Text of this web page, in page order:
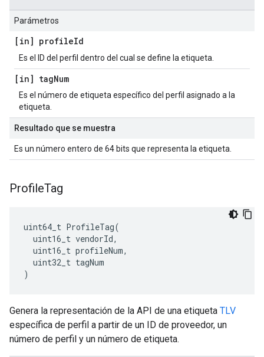
Parámetros
[in] profileId
Es el ID del perfil dentro del cual se define la etiqueta.
[in] tagNum
Es el número de etiqueta específico del perfil asignado a la
etiqueta.
Resultado que se muestra
Es un número entero de 64 bits que representa la etiqueta.
ProfileTag
uint64_t ProfileTag(
  uint16_t vendorId,
  uint16_t profileNum,
  uint32_t tagNum
)
Genera la representación de la API de una etiqueta TLV
específica de perfil a partir de un ID de proveedor, un
número de perfil y un número de etiqueta.